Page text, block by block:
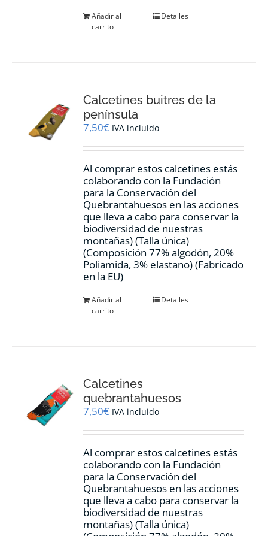
Añadir al
carrito
Detalles
Calcetines buitres de la
península
7,50€ IVA incluido
Al comprar estos calcetines estás
colaborando con la Fundación
para la Conservación del
Quebrantahuesos en las acciones
que lleva a cabo para conservar la
biodiversidad de nuestras
montañas) (Talla única)
(Composición 77% algodón, 20%
Poliamida, 3% elastano) (Fabricado
en la EU)
Añadir al
carrito
Detalles
Calcetines
quebrantahuesos
7,50€ IVA incluido
Al comprar estos calcetines estás
colaborando con la Fundación
para la Conservación del
Quebrantahuesos en las acciones
que lleva a cabo para conservar la
biodiversidad de nuestras
montañas) (Talla única)